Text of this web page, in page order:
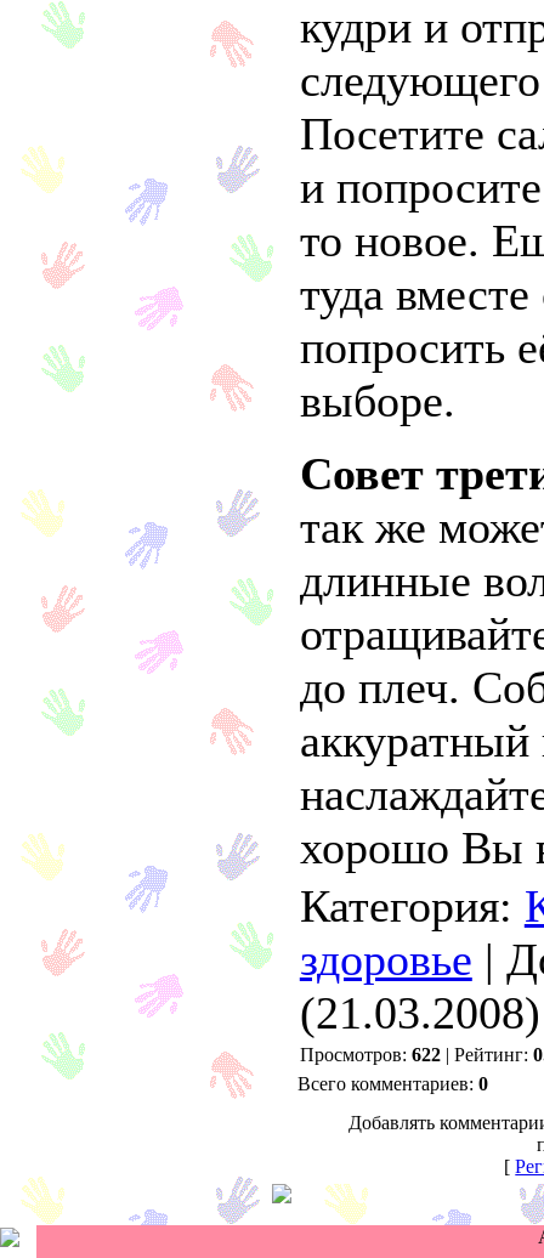
кудри и
Посетите
и
то новое.
туда
попросить
выборе.
Совет
так же
длинные
до плеч.
хорошо Вы
Категория:
здоровье |
(21.03.2008)
Просмотров: 622| Рейтинг:
Всего комментариев: 0
Добавлять
[